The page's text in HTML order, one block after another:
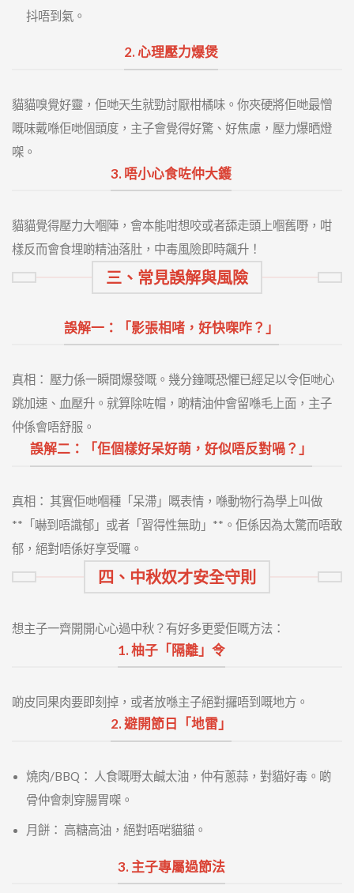
抖唔到氣。
2. 心理壓力爆煲
貓貓嗅覺好靈，佢哋天生就勁討厭柑橘味。你夾硬將佢哋最憎
嘅味戴喺佢哋個頭度，主子會覺得好驚、好焦慮，壓力爆晒燈
㗎。
3. 唔小心食咗仲大鑊
貓貓覺得壓力大嗰陣，會本能咁想咬或者舔走頭上嗰舊嘢，咁
樣反而會食埋啲精油落肚，中毒風險即時飆升！
三、常見誤解與風險
誤解一：「影張相啫，好快㗎咋？」
真相： 壓力係一瞬間爆發嘅。幾分鐘嘅恐懼已經足以令佢哋心
跳加速、血壓升。就算除咗帽，啲精油仲會留喺毛上面，主子
仲係會唔舒服。
誤解二：「佢個樣好呆好萌，好似唔反對喎？」
真相： 其實佢哋嗰種「呆滯」嘅表情，喺動物行為學上叫做
**「嚇到唔識郁」或者「習得性無助」**。佢係因為太驚而唔敢
郁，絕對唔係好享受囉。
四、中秋奴才安全守則
想主子一齊開開心心過中秋？有好多更愛佢嘅方法：
1. 柚子「隔離」令
啲皮同果肉要即刻掉，或者放喺主子絕對攞唔到嘅地方。
2. 避開節日「地雷」
燒肉/BBQ： 人食嘅嘢太鹹太油，仲有蔥蒜，對貓好毒。啲
骨仲會刺穿腸胃㗎。
月餅： 高糖高油，絕對唔啱貓貓。
3. 主子專屬過節法